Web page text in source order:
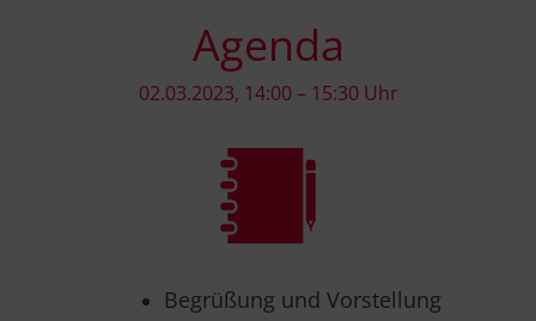
Agenda
02.03.2023, 14:00 – 15:30 Uhr
Begrüßung und Vorstellung